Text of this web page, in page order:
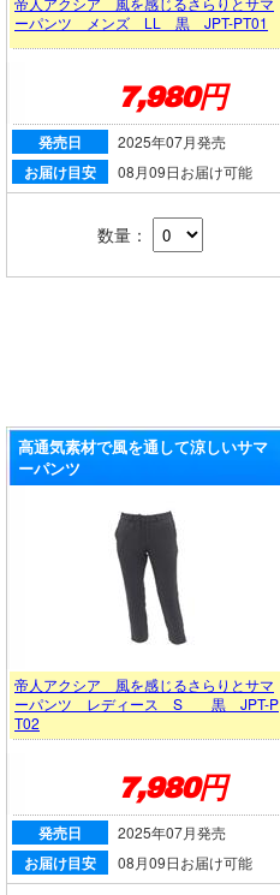
ーパンツ メンズ LL 黒 JPT-PT01
7,980円
発売日 2025年07月発売
お届け目安 08月09日お届け可能
数量：
高通気素材で風を通して涼しいサマ
ーパンツ
帝人アクシア 風を感じるさらりとサマ
ーパンツ レディース S 黒 JPT-P
T02
7,980円
発売日 2025年07月発売
お届け目安 08月09日お届け可能